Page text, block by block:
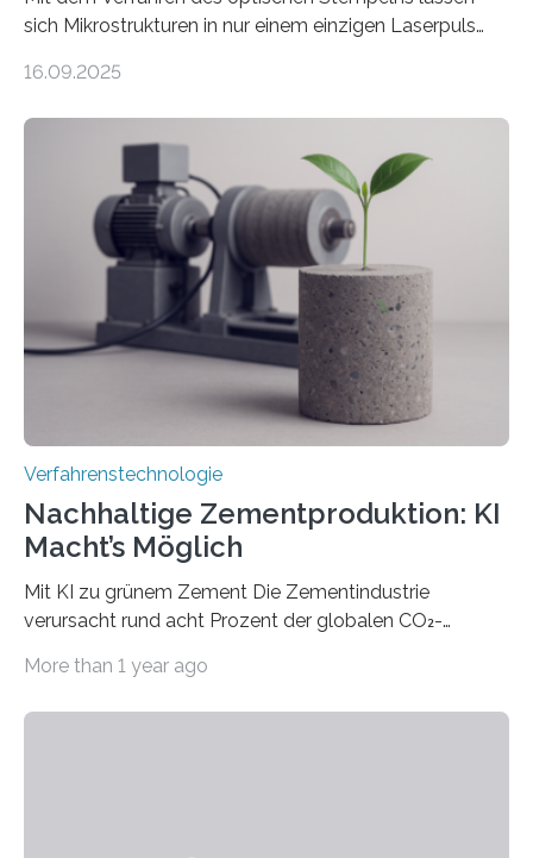
sich Mikrostrukturen in nur einem einzigen Laserpuls
zeitaufwändiges Abscannen der Fläche. Am Fraunhofer
RWTH Aachen den Strahl eines Ultrakurzpulslasers
mithilfe eines Spatial Light Modulators (SLM) exakt in
das gewünschte Muster und bringen es direkt auf die
Werkstückoberfläche. Das beschleunigt die
Bearbeitung deutlich und eröffnet neue Möglichkeiten
für Branchen wie die stahl- und metallverarbeitende
Industrie oder die Glasverarbeitung. Erste Tests…
16.09.2025
Verfahrenstechnologie
Nachhaltige Zementproduktion: KI
Macht’s Möglich
Mit KI zu grünem Zement Die Zementindustrie
verursacht rund acht Prozent der globalen CO₂-
Flugverkehr. Forschende am Paul Scherrer Institut PSI
More than 1 year ago